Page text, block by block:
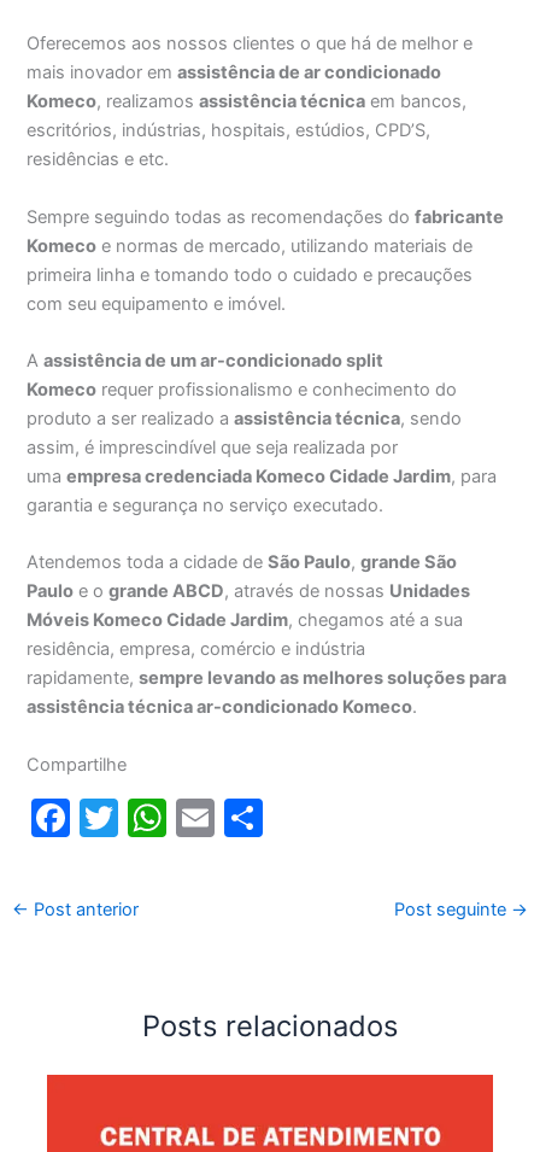
Oferecemos aos nossos clientes o que há de melhor e
mais inovador emassistência de ar condicionado
Komeco, realizamosassistência técnica em bancos,
escritórios, indústrias, hospitais, estúdios, CPD’S,
residências e etc.
Sempre seguindo todas as recomendações dofabricante
Komeco e normas de mercado, utilizando materiais de
primeira linha e tomando todo o cuidado e precauções
com seu equipamento e imóvel.
Aassistência de um ar-condicionado split
Komeco requer profissionalismo e conhecimento do
produto a ser realizado aassistência técnica, sendo
assim, é imprescindível que seja realizada por
umaempresa credenciada Komeco Cidade Jardim, para
garantia e segurança no serviço executado.
Atendemos toda a cidade deSão Paulo,grande São
Paulo e ogrande ABCD, através de nossas Unidades
Móveis Komeco Cidade Jardim, chegamos até a sua
residência, empresa, comércio e indústria
rapidamente,sempre levando as melhores soluções para
assistência técnica ar-condicionado Komeco.
Compartilhe
F
c
e
k
T
itt
er
W
p
p
E
← Post anterior Post seguinte →
Posts relacionados